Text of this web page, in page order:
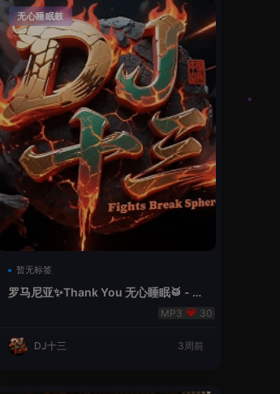
无心睡眠鼓
暂无标签
罗马尼亚✨Thank You 无心睡眠🥁 - 十
30
DJ十三 3周前